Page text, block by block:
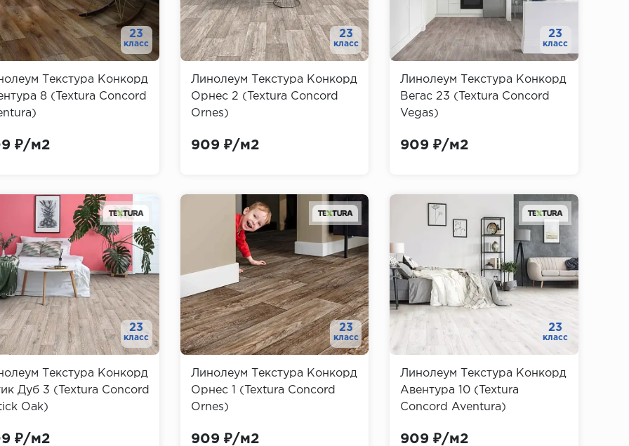
23
класс
Текстура Конкорд
8 (Textura Concord
₽/м2
23
класс
Линолеум Текстура Конкорд
Орнес 2 (Textura Concord
Ornes)
909 ₽/м2
23
класс
Линолеум Текстура Конкорд
Вегас 23 (Textura Concord
Vegas)
909 ₽/м2
23
класс
Текстура Конкорд
Дуб 3 (Textura Concord
Oak)
₽/м2
23
класс
Линолеум Текстура Конкорд
Орнес 1 (Textura Concord
Ornes)
909 ₽/м2
23
класс
Линолеум Текстура Конкорд
Авентура 10 (Textura
Concord Aventura)
909 ₽/м2